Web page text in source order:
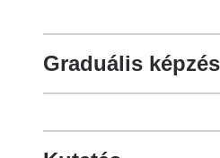
Graduális képzés